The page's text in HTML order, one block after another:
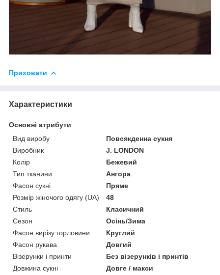
Приховати
Характеристики
Основні атрибути
Вид виробу
Повсякденна сукня
Виробник
J. LONDON
Колір
Бежевий
Тип тканини
Ангора
Фасон сукні
Пряме
Розмір жіночого одягу (UA)
48
Стиль
Класичний
Сезон
Осінь/Зима
Фасон вирізу горловини
Круглий
Фасон рукава
Довгий
Візерунки і принти
Без візерунків і принтів
Довжина сукні
Довге / макси